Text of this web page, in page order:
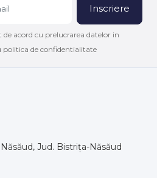
Inscriere
de acord cu prelucrarea datelor in
de confidentialitate
Jud. Bistrița-Năsăud